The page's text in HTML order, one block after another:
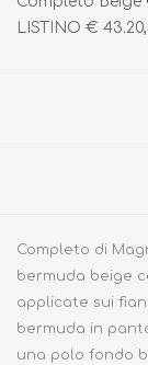
LISTINO €
Completo di
bermuda beige
applicate sui
bermuda in
una polo fondo